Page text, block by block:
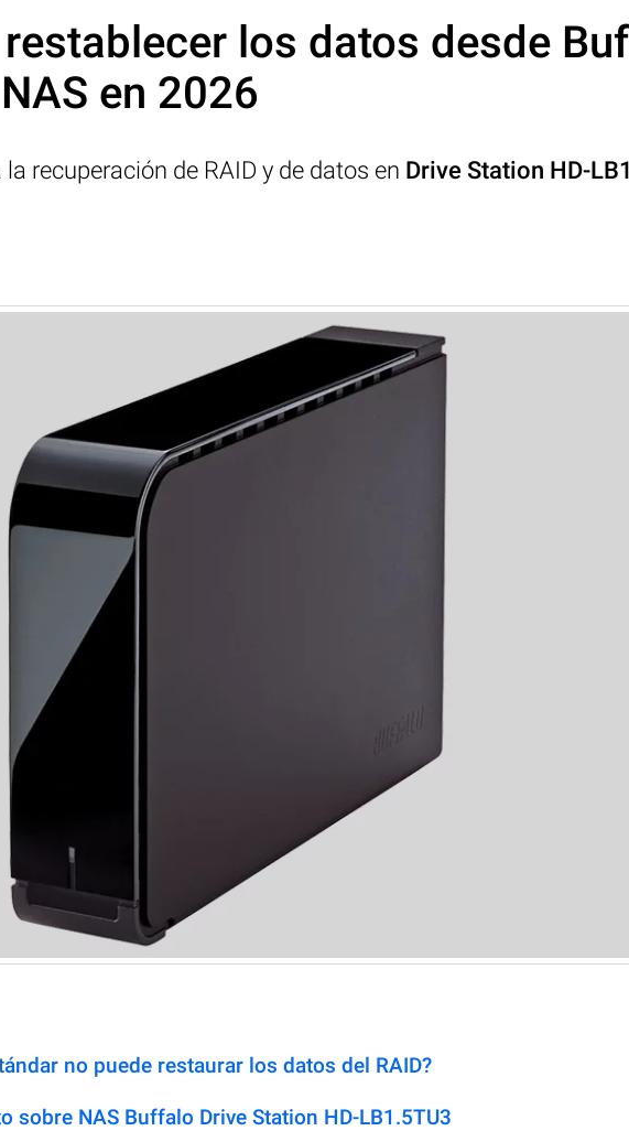
los datos desde
en 2026
recuperación de RAID y de datos en Drive Station HD-
no puede restaurar los datos del RAID?
sobre NAS Buffalo Drive Station HD-LB1.5TU3